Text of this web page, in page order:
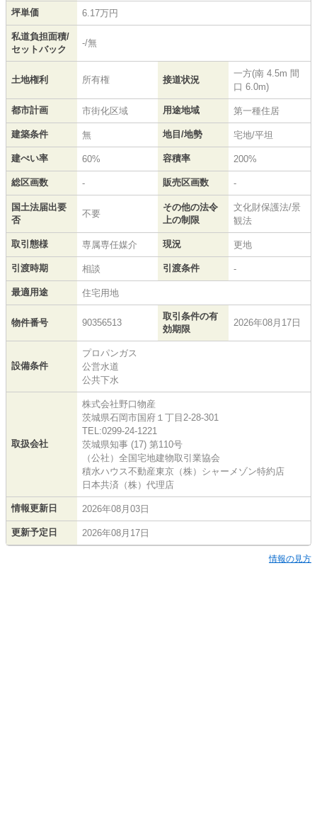
坪単価 6.17万円
私道負担面積/
セットバック
-/無
土地権利 所有権 接道状況
一方(南 4.5m 間
口 6.0m)
都市計画 市街化区域 用途地域 第一種住居
建築条件 無 地目/地勢 宅地/平坦
建ぺい率 60% 容積率 200%
総区画数 - 販売区画数 -
国土法届出要
否
不要
その他の法令
上の制限
文化財保護法/景
観法
取引態様 専属専任媒介 現況 更地
引渡時期 相談 引渡条件 -
最適用途 住宅用地
物件番号 90356513
取引条件の有
効期限
2026年08月17日
設備条件
プロパンガス
公営水道
公共下水
取扱会社
株式会社野口物産
茨城県石岡市国府１丁目2-28-301
TEL:0299-24-1221
茨城県知事 (17) 第110号
（公社）全国宅地建物取引業協会
積水ハウス不動産東京（株）シャーメゾン特約店
日本共済（株）代理店
情報更新日 2026年08月03日
更新予定日 2026年08月17日
情報の見方